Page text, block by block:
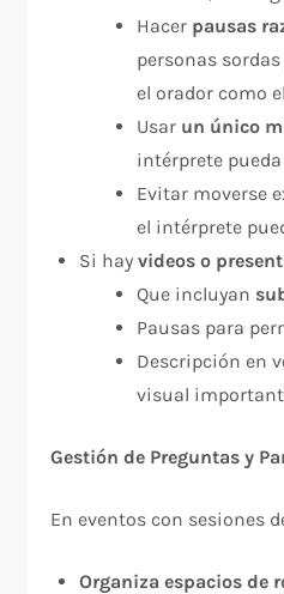
Hacer pausas
personas
el orador como
Usar un único
intérprete
Evitar moverse
el intérprete
Si hayvideos o
Que incluyan
Pausas para
Descripción en
visual
Gestión de Preguntas y
En eventos con sesiones
Organiza espacios de